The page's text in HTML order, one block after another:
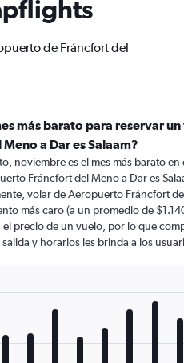
de Fráncfort del
más barato para reservar
a Dar es Salaam?
noviembre es el mes más barato
Fráncfort del Meno a Dar es
volar de Aeropuerto Fráncfort
más caro (a un promedio de
precio de un vuelo, por lo que
y horarios les brinda a los